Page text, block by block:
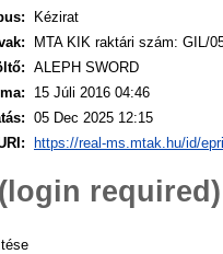
Kézirat
MTA KIK raktári szám: GIL/
ALEPH SWORD
15 Júli 2016 04:46
05 Dec 2025 12:15
https://real-ms.mtak.hu/id/
required)